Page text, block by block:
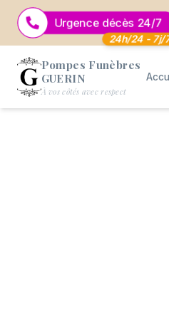
Urgence décès 24/7
24h/24 - 7j/7
Marcel MARTIN· 2 août 2026·
Logo Pompes Funèbres
Pompes Funèbres
GUERIN
À vos côtés avec respect